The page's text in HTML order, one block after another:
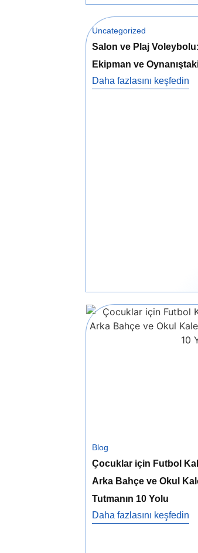
Uncategorized
Salon ve Plaj
Ekipman ve
Daha fazlasını keşfedin
Blog
Çocuklar için Futbol
Arka Bahçe ve Okul
Tutmanın 10 Yolu
Daha fazlasını keşfedin